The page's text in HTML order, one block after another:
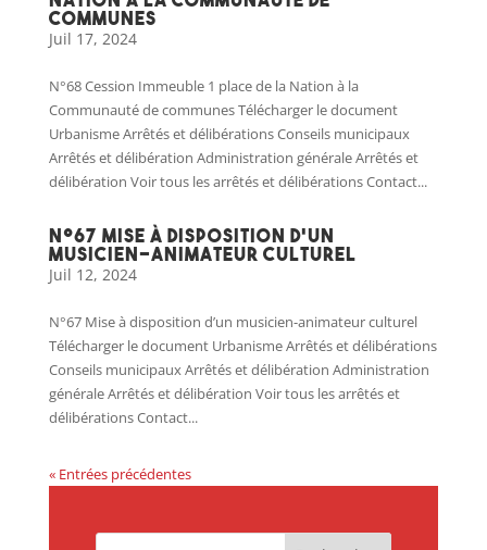
communes
Juil 17, 2024
N°68 Cession Immeuble 1 place de la Nation à la
Communauté de communes Télécharger le document
Urbanisme Arrêtés et délibérations Conseils municipaux
Arrêtés et délibération Administration générale Arrêtés et
délibération Voir tous les arrêtés et délibérations Contact...
N°67 Mise à disposition d’un
musicien-animateur culturel
Juil 12, 2024
N°67 Mise à disposition d’un musicien-animateur culturel
Télécharger le document Urbanisme Arrêtés et délibérations
Conseils municipaux Arrêtés et délibération Administration
générale Arrêtés et délibération Voir tous les arrêtés et
délibérations Contact...
« Entrées précédentes